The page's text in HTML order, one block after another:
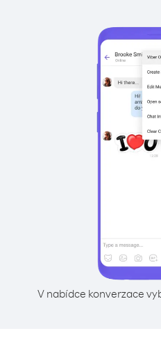
V nabídce konverzace